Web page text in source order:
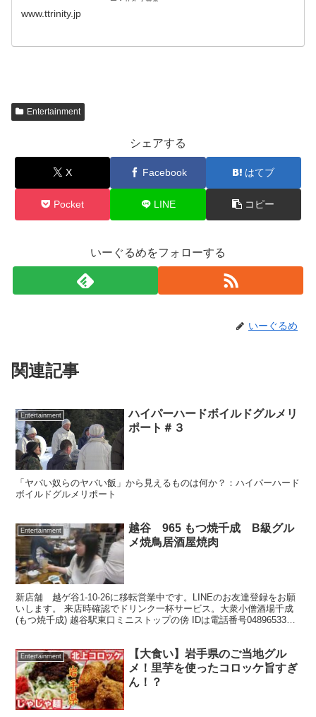
www.ttrinity.jp
Entertainment
シェアする
X Facebook はてブ
Pocket LINE コピー
いーぐるめをフォローする
いーぐるめ
関連記事
Entertainment
ハイパーハードボイルドグルメリ
ポート＃３
「ヤバい奴らのヤバい飯」から見えるものは何か？：ハイパーハード
ボイルドグルメリポート
Entertainment
越谷 965 もつ焼千成 B級グル
メ焼鳥居酒屋焼肉
新店舗 越ゲ谷1-10-26に移転営業中です。LINEのお友達登録をお願
いします。 来店時確認でドリンク一杯サービス。大衆小僧酒場千成
(もつ焼千成) 越谷駅東口ミニストップの傍 IDは電話番号0489653309
Entertainment
【大食い】岩手県のご当地グル
メ！里芋を使ったコロッケ旨すぎ
ん！？